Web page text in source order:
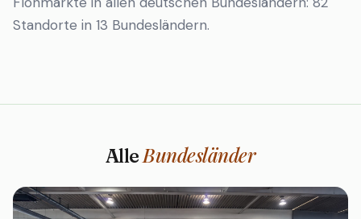
Standorte in 13 Bundesländern.
AlleBundesländer